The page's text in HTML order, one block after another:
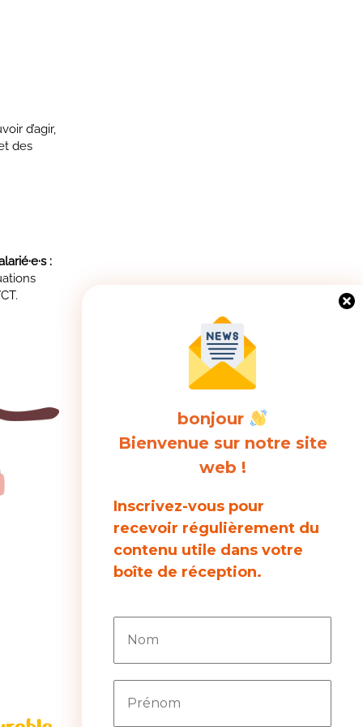
d’agir,
des
:
bonjour
Bienvenue sur notre site
web !
Inscrivez-vous pour
recevoir régulièrement du
contenu utile dans votre
boîte de réception.